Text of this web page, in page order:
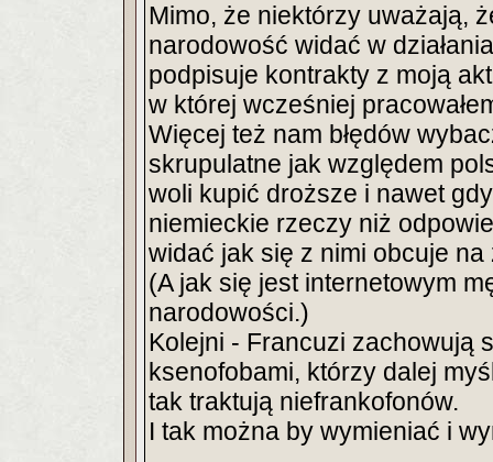
Mimo, że niektórzy uważają,
narodowość widać w
podpisuje kontrakty z moją
w której wcześniej
Więcej też nam błędów
skrupulatne jak względem
woli kupić droższe i nawet
niemieckie rzeczy niż
widać jak się z nimi obcuje na
(A jak się jest internetowym
narodowości.)
Kolejni - Francuzi zachowują
ksenofobami, którzy dalej
tak traktują niefrankofonów.
I tak można by wymieniać i